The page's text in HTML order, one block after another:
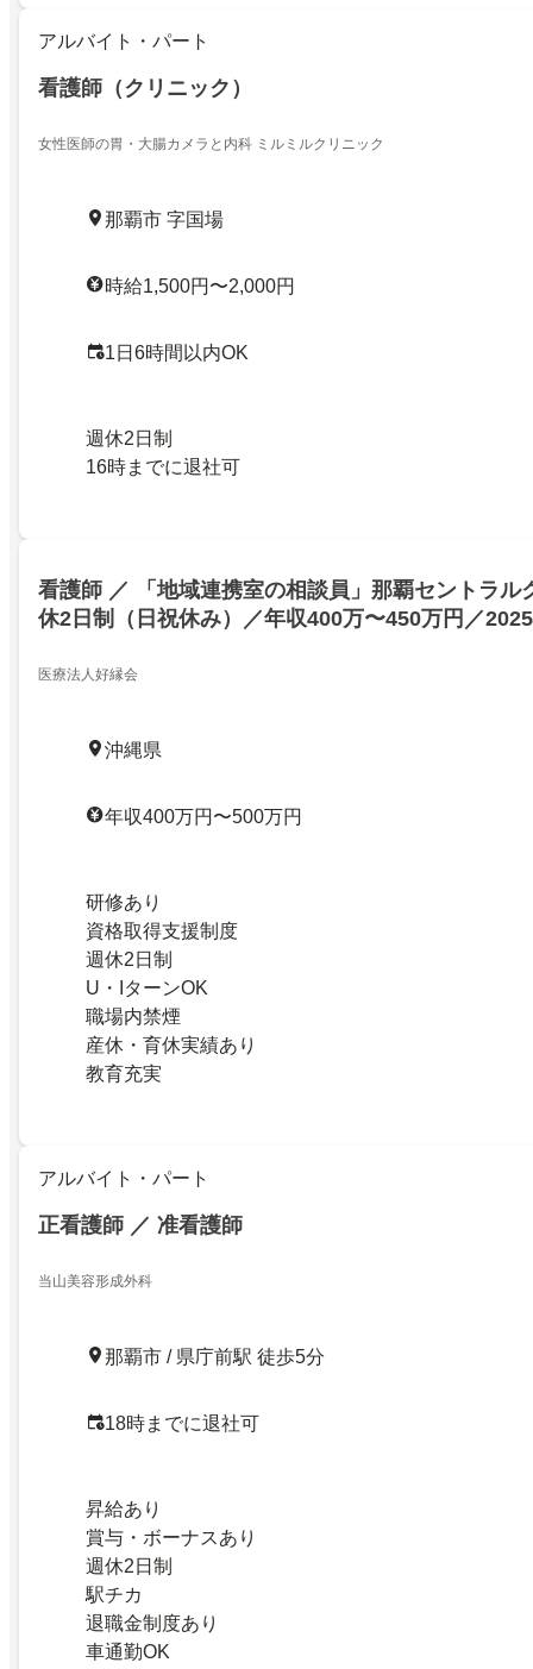
アルバイト・パート
看護師（クリニック）
女性医師の胃・大腸カメラと内科 ミルミルクリニック
那覇市 字国場
時給1,500円〜2,000円
1日6時間以内OK
週休2日制
16時までに退社可
看護師 ／ 「地域連携室の相談員」那覇セントラル
休2日制（日祝休み）／年収400万〜450万円／
医療法人好縁会
沖縄県
年収400万円〜500万円
研修あり
資格取得支援制度
週休2日制
U・IターンOK
職場内禁煙
産休・育休実績あり
教育充実
アルバイト・パート
正看護師 ／ 准看護師
当山美容形成外科
那覇市 / 県庁前駅 徒歩5分
18時までに退社可
昇給あり
賞与・ボーナスあり
週休2日制
駅チカ
退職金制度あり
車通勤OK